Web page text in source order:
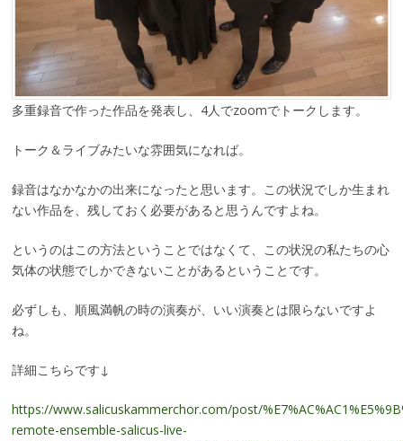
多重録音で作った作品を発表し、4人でzoomでトークします。
トーク＆ライブみたいな雰囲気になれば。
録音はなかなかの出来になったと思います。この状況でしか生まれ
ない作品を、残しておく必要があると思うんですよね。
というのはこの方法ということではなくて、この状況の私たちの心
気体の状態でしかできないことがあるということです。
必ずしも、順風満帆の時の演奏が、いい演奏とは限らないですよ
ね。
詳細こちらです↓
https://www.salicuskammerchor.com/post/
remote-ensemble-salicus-live-